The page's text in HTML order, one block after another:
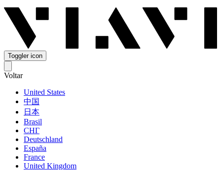
Toggler icon
Voltar
United States
中国
日本
Brasil
СНГ
Deutschland
España
France
United Kingdom